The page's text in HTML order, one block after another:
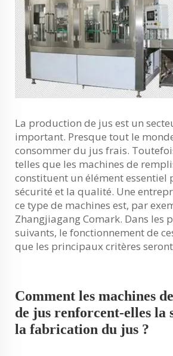
La production de jus est un
important. Presque tout le
consommer du jus frais.
telles que les machines de
constituent un élément essentiel
sécurité et la qualité. Une
ce type de machines est, par
Zhangjiagang Comark. Dans les
suivants, le fonctionnement de
que les principaux critères
Comment les machines
de jus renforcent-elles la
la fabrication du jus ?